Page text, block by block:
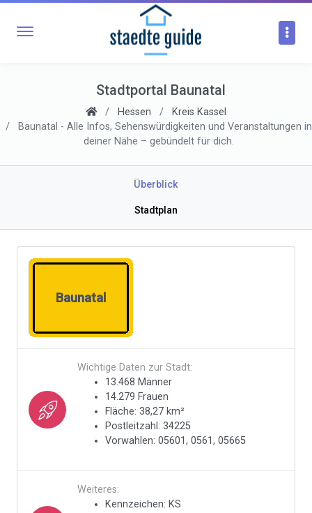
Stadtportal Baunatal
Hessen
Kreis Kassel
Baunatal - Alle Infos, Sehenswürdigkeiten und Veranstaltungen in
deiner Nähe – gebündelt für dich.
Überblick
Stadtplan
Baunatal
Wichtige Daten zur Stadt:
13.468 Männer
14.279 Frauen
Fläche: 38,27 km²
Postleitzahl: 34225
Vorwahlen: 05601, 0561, 05665
Weiteres:
Kennzeichen: KS